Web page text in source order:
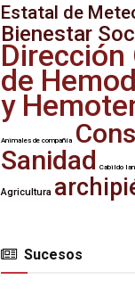
Estatal de
Bienestar
Dirección
de
y
Animales de compañía
Sanidad Cabildo
Agricultura
Sucesos
SUCESOS